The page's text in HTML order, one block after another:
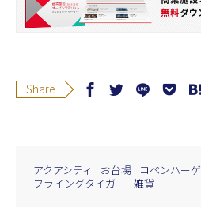
Share
アクアシティ お台場 コペンハー
フライングタイガー 雑貨